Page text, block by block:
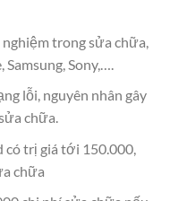
trong sửa chữa,
Sony,….
lỗi, nguyên nhân gây
chữa.
trị giá tới 150.000,
chữa